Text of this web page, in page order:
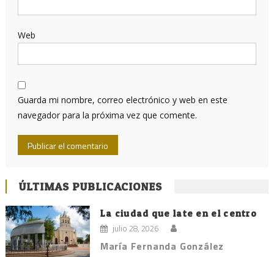
Web
Guarda mi nombre, correo electrónico y web en este
navegador para la próxima vez que comente.
ÚLTIMAS PUBLICACIONES
La ciudad que late en el centro
julio 28, 2026
María Fernanda González